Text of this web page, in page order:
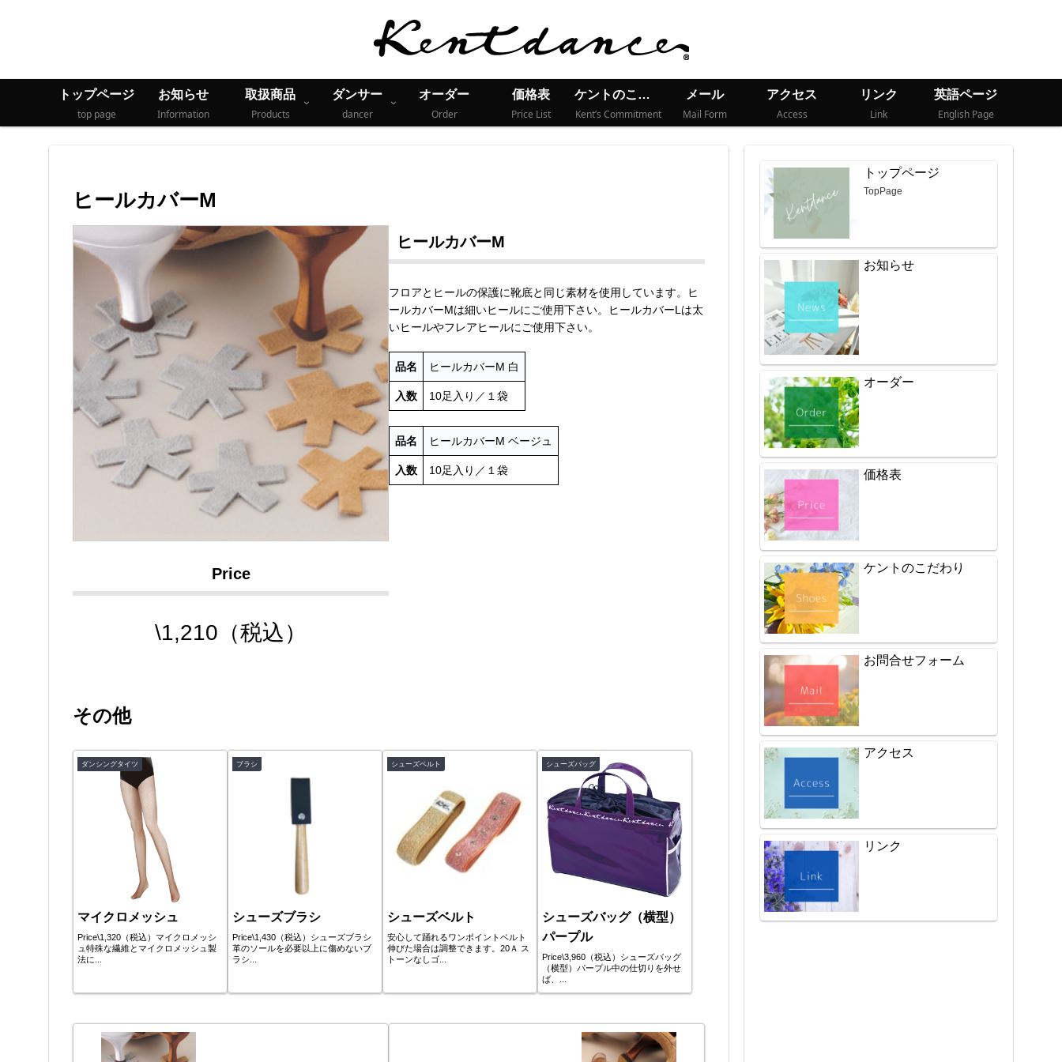
トップページ
top page
お知らせ
Information
取扱商品
Products
ダンサー
dancer
オーダー
Order
価格表
Price List
ケントのこだわり
Kent’s Commitment
メール
Mail Form
アクセス
Access
リンク
Link
英語ページ
English Page
ヒールカバーM
Price
\1,210（税込）
ヒールカバーM
フロアとヒールの保護に靴底と同じ素材を使用しています。ヒ
ールカバーMは細いヒールにご使用下さい。ヒールカバーLは太
いヒールやフレアヒールにご使用下さい。
品名 ヒールカバーM 白
入数 10足入り／１袋
品名 ヒールカバーM ベージュ
入数 10足入り／１袋
その他
ダンシングタイツ
マイクロメッシュ
Price\1,320（税込）マイクロメッシ
ュ特殊な繊維とマイクロメッシュ製
法に...
ブラシ
シューズブラシ
Price\1,430（税込）シューズブラシ
革のソールを必要以上に傷めないブ
ラシ...
シューズベルト
シューズベルト
安心して踊れるワンポイントベルト
伸びた場合は調整できます。20Ａ ス
トーンなしゴ...
シューズバッグ
シューズバッグ（横型）
パープル
Price\3,960（税込）シューズバッグ
（横型）パープル中の仕切りを外せ
ば、...
トップページ
TopPage
お知らせ
オーダー
価格表
ケントのこだわり
お問合せフォーム
アクセス
リンク